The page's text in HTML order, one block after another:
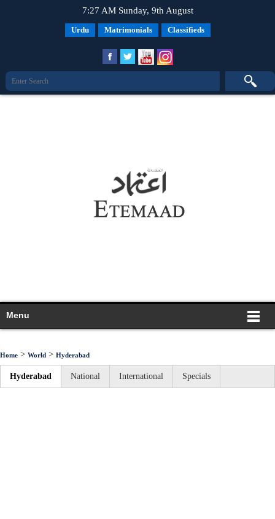
7:27 AM Sunday, 9th August
Urdu Matrimonials Classifieds
Menu
Home > World > Hyderabad
Hyderabad National International Specials